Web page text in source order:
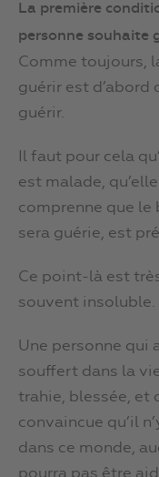
La première
personne souhaite
Comme toujours,
guérir est d’abord
guérir.
Il faut pour cela
est malade,
comprenne que le
sera guérie, est
Ce point-là est
souvent insoluble.
Une personne qui
souffert dans la
trahie, blessée, et
convaincue qu’il
dans ce monde,